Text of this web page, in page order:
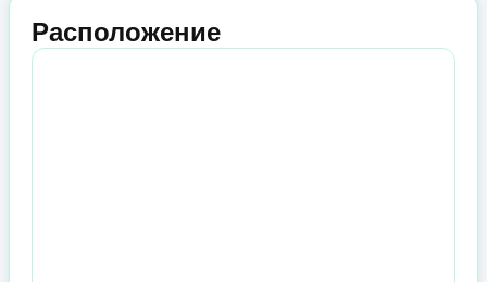
Расположение